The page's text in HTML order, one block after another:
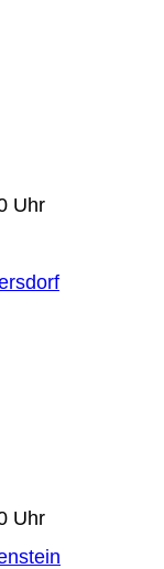
Uhr
Uhr